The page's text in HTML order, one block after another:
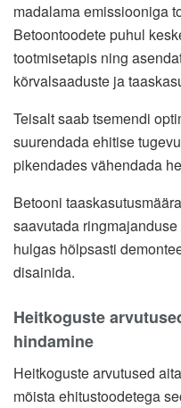
madalama emissiooniga
Betoontoodete puhul
tootmisetapis ning
kõrvalsaaduste ja
Teisalt saab tsemendi
suurendada ehitise
pikendades vähendada
Betooni
saavutada
hulgas hõlpsasti
disainida.
Heitkoguste
hindamine
Heitkoguste arvutused
mõista ehitustoodetega